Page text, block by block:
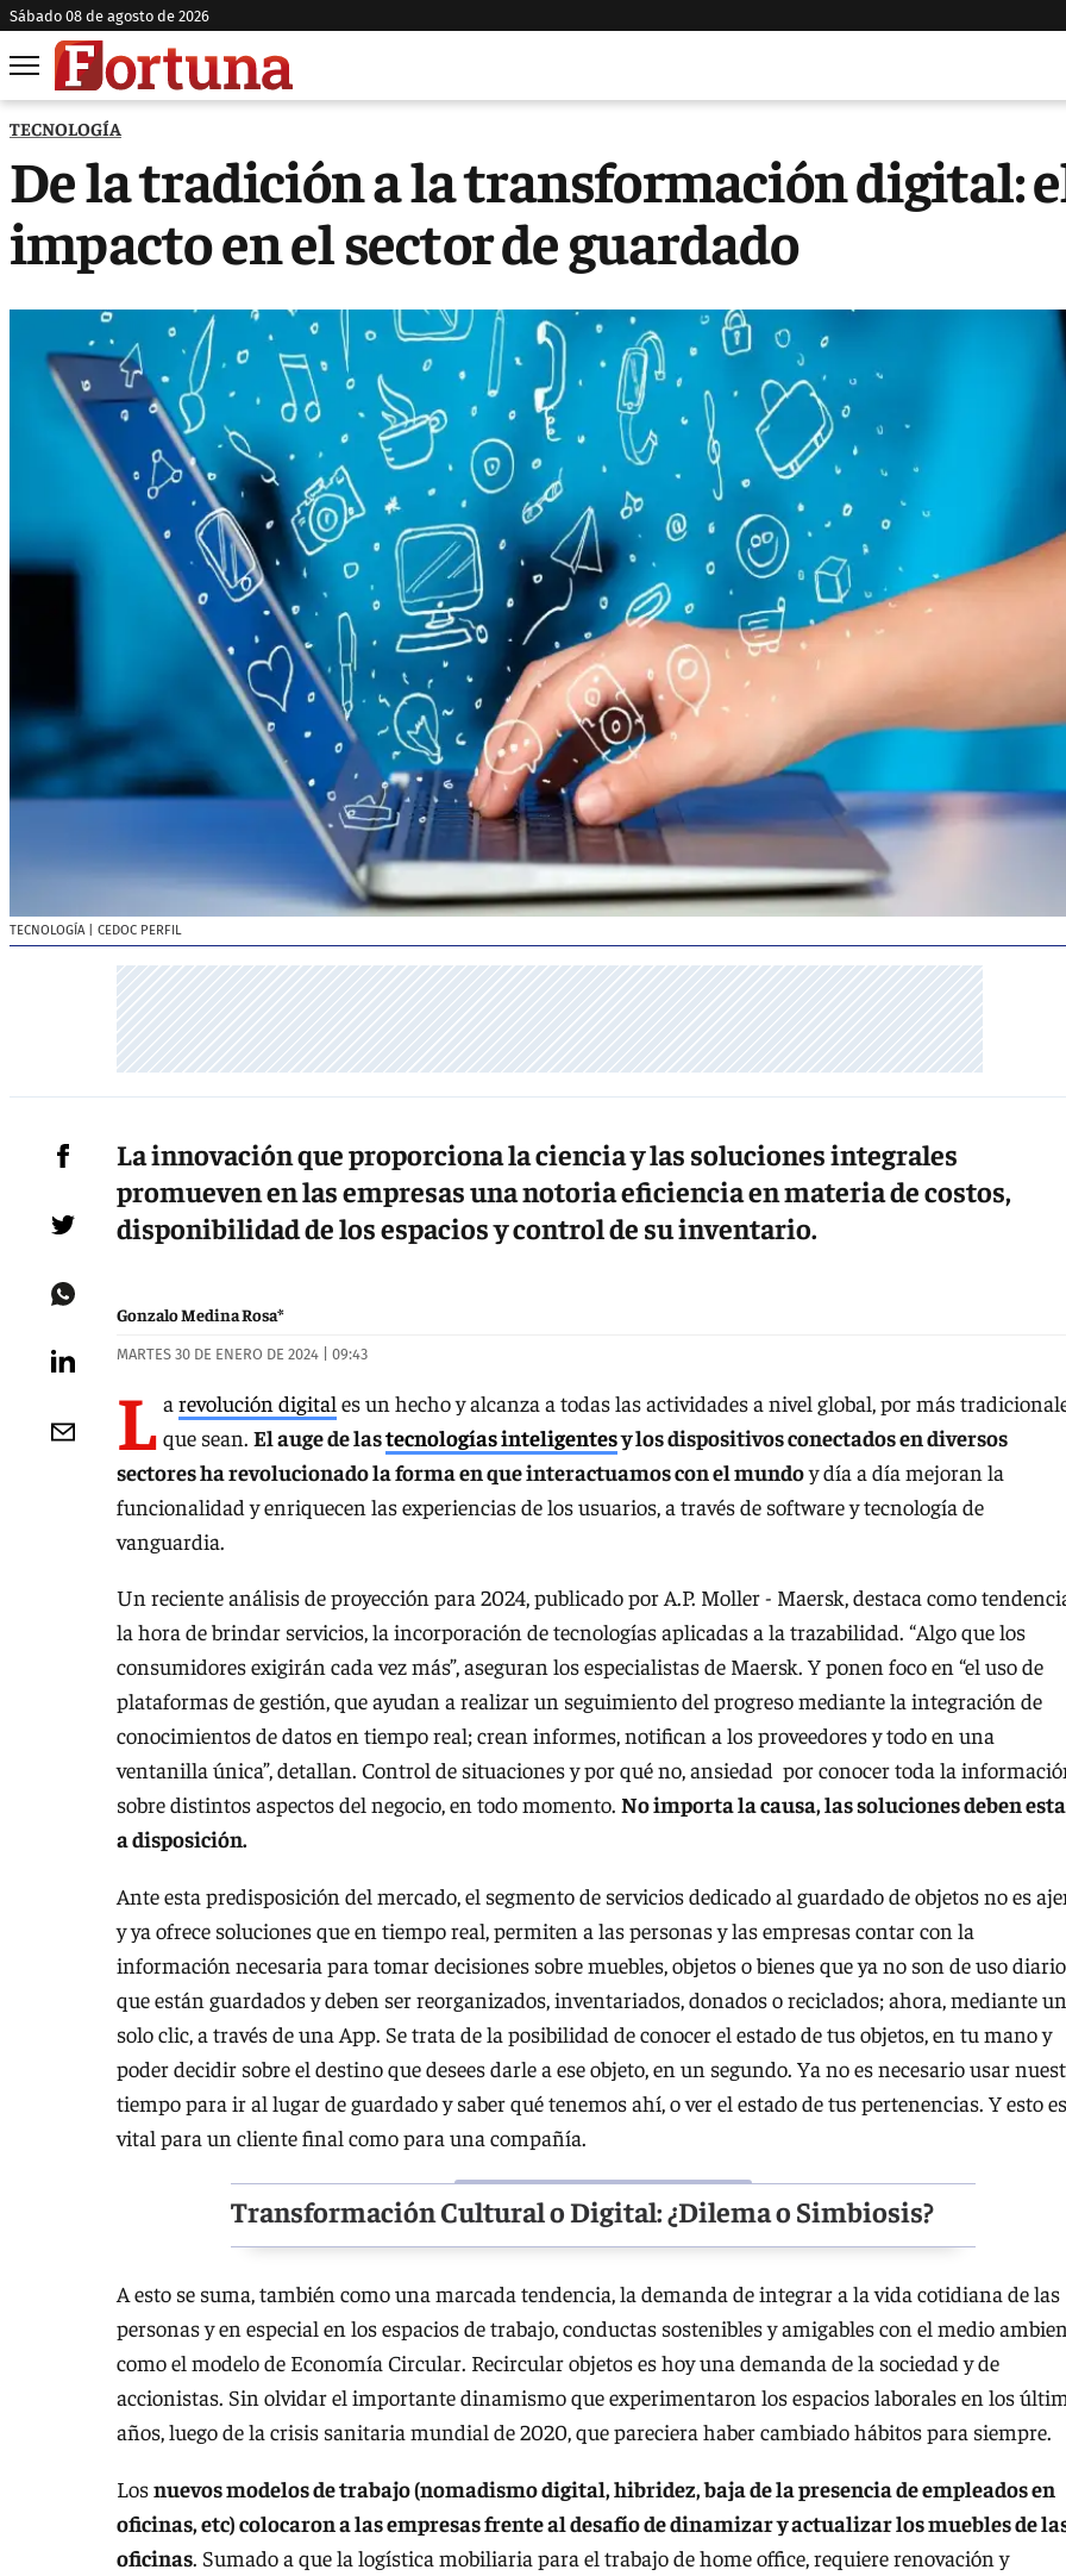
sábado 08 de agosto de 2026
TECNOLOGÍA
De la tradición a la transformación digital:
impacto en el sector de guardado
TECNOLOGÍA| CEDOC PERFIL
La innovación que proporciona la ciencia y las soluciones integrales
promueven en las empresas una notoria eficiencia en materia de costos,
disponibilidad de los espacios y control de su inventario.
Gonzalo Medina Rosa*
MARTES 30 DE ENERO DE 2024 | 09:43
L a revolución digital es un hecho y alcanza a todas las actividades a nivel global, por más
que sean. El auge de lastecnologías inteligentesy los dispositivos conectados en diversos
sectores ha revolucionado la forma en que interactuamos con el mundoy día a día mejoran la
funcionalidad y enriquecen las experiencias de los usuarios, a través de software y tecnología de
vanguardia.
Un reciente análisis de proyección para 2024, publicado por A.P. Moller - Maersk, destaca como
la hora de brindar servicios, la incorporación de tecnologías aplicadas a la trazabilidad. “Algo que los
consumidores exigirán cada vez más”, aseguran los especialistas de Maersk. Y ponen foco en “el uso de
plataformas de gestión, que ayudan a realizar un seguimiento del progreso mediante la integración de
conocimientos de datos en tiempo real; crean informes, notifican a los proveedores y todo en una
ventanilla única”, detallan. Control de situaciones y por qué no, ansiedad por conocer toda la
sobre distintos aspectos del negocio, en todo momento. No importa la causa, las soluciones deben
a disposición.
Ante esta predisposición del mercado, el segmento de servicios dedicado al guardado de objetos no es
y ya ofrece soluciones que en tiempo real, permiten a las personas y las empresas contar con la
información necesaria para tomar decisiones sobre muebles, objetos o bienes que ya no son de uso
que están guardados y deben ser reorganizados, inventariados, donados o reciclados; ahora, mediante un
solo clic, a través de una App. Se trata de la posibilidad de conocer el estado de tus objetos, en tu mano y
poder decidir sobre el destino que desees darle a ese objeto, en un segundo. Ya no es necesario usar
tiempo para ir al lugar de guardado y saber qué tenemos ahí, o ver el estado de tus pertenencias. Y esto es
vital para un cliente final como para una compañía.
Transformación Cultural o Digital: ¿Dilema o Simbiosis?
A esto se suma, también como una marcada tendencia, la demanda de integrar a la vida cotidiana de las
personas y en especial en los espacios de trabajo, conductas sostenibles y amigables con el medio
como el modelo de Economía Circular. Recircular objetos es hoy una demanda de la sociedad y de
accionistas. Sin olvidar el importante dinamismo que experimentaron los espacios laborales en los
años, luego de la crisis sanitaria mundial de 2020, que pareciera haber cambiado hábitos para siempre.
Losnuevos modelos de trabajo (nomadismo digital, hibridez, baja de la presencia de empleados en
oficinas, etc) colocaron a las empresas frente al desafío de dinamizar y actualizar los muebles de
oficinas. Sumado a que la logística mobiliaria para el trabajo de home office, requiere renovación y